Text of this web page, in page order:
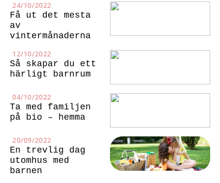
24/10/2022
Få ut det mesta
av
vintermånaderna
12/10/2022
Så skapar du ett
härligt barnrum
04/10/2022
Ta med familjen
på bio – hemma
20/09/2022
En trevlig dag
utomhus med
barnen